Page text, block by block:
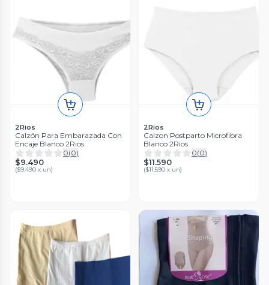
2Rios
Calzón Para Embarazada Con
Encaje Blanco 2Rios
0(0)
$9.490
($9.490 x un)
2Rios
Calzon Postparto Microfibra
Blanco 2Rios
0(0)
$11.590
($11.590 x un)